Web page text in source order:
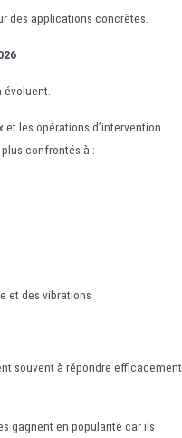
des applications concrètes.
évoluent.
les opérations d’intervention
confrontés à :
et des vibrations
souvent à répondre efficacement
gagnent en popularité car ils